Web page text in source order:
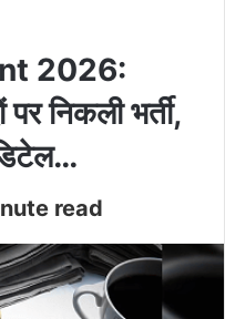
2026:
निकली भर्ती,
read